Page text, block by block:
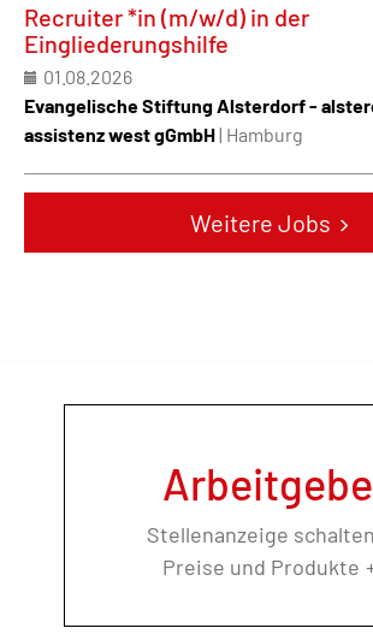
Recruiter *in (m/w/d) in der
Eingliederungshilfe
01.08.2026
Evangelische Stiftung Alsterdorf -
assistenz west gGmbH| Hamburg
Weitere Jobs
Stellenanzeige schalten
Preise und Produkte